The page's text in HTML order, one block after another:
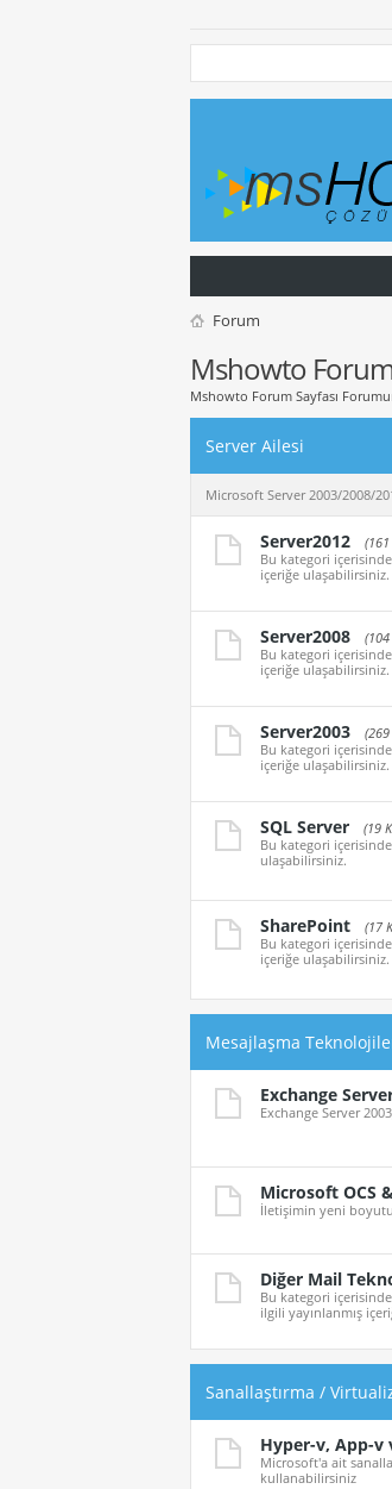
Forum
Mshowto Forum
Mshowto Forum Sayfası
Server Ailesi
Microsoft Server 2003/2008/
Server2012
Bu kategori
içeriğe ulaşabilirsiniz.
Server2008
Bu kategori
içeriğe ulaşabilirsiniz.
Server2003
Bu kategori
içeriğe ulaşabilirsiniz.
SQL Server
(19
Bu kategori
ulaşabilirsiniz.
SharePoint
(17
Bu kategori
içeriğe ulaşabilirsiniz.
Mesajlaşma
Exchange
Exchange Server
Microsoft OCS
İletişimin yeni
Diğer Mail
Bu kategori
ilgili yayınlanmış
Sanallaştırma /
Hyper-v, App-v
Microsoft'a ait
kullanabilirsiniz